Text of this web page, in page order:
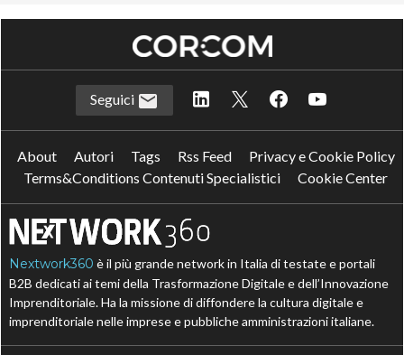
Seguici
About Autori Tags Rss Feed
Privacy e Cookie Policy
Terms&Conditions Contenuti Specialistici
Cookie Center
Nextwork360 è il più grande network in Italia di testate e portali
B2B dedicati ai temi della Trasformazione Digitale e dell’Innovazione
Imprenditoriale. Ha la missione di diffondere la cultura digitale e
imprenditoriale nelle imprese e pubbliche amministrazioni italiane.